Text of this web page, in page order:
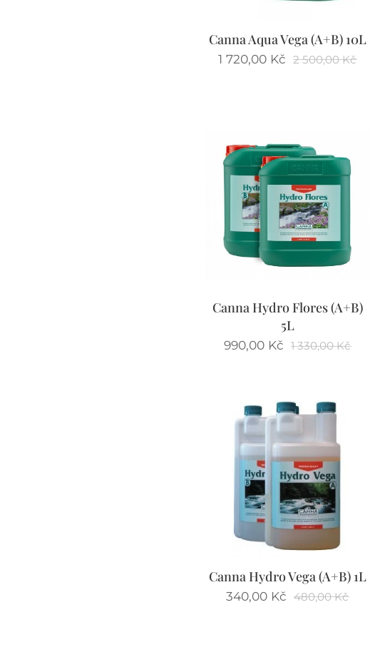
Canna Aqua Vega (A+B) 10L
1 720,00 Kč 2 500,00Kč
Canna Hydro Flores (A+B)
5L
990,00 Kč 1 330,00Kč
Canna Hydro Vega (A+B) 1L
340,00 Kč 480,00Kč